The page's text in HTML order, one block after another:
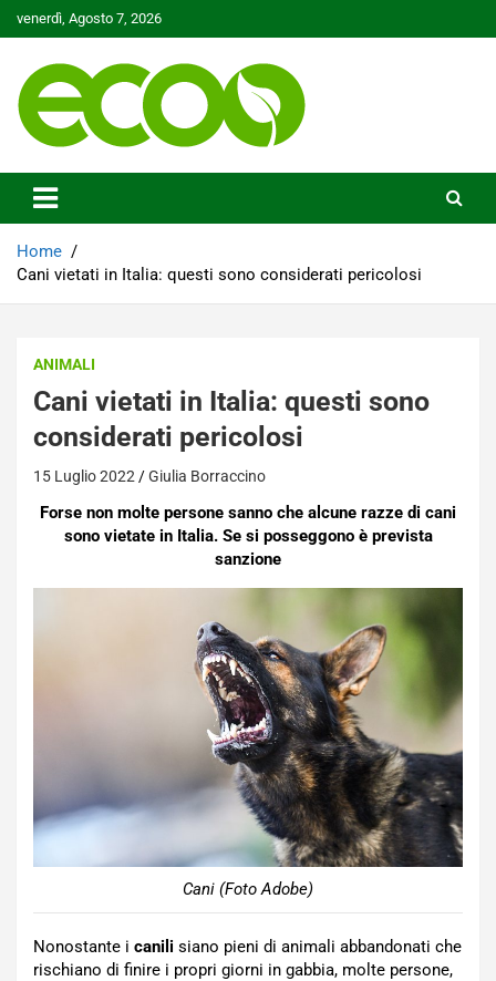
to
venerdì, Agosto 7, 2026
Ecoo.it
Home
Cani vietati in Italia: questi sono considerati pericolosi
ANIMALI
Cani vietati in Italia: questi sono
considerati pericolosi
15 Luglio 2022 Giulia Borraccino
Forse non molte persone sanno che alcune razze di cani
sono vietate in Italia. Se si posseggono è prevista
sanzione
Cani (Foto Adobe)
Nonostante i canili siano pieni di animali abbandonati che
rischiano di finire i propri giorni in gabbia, molte persone,